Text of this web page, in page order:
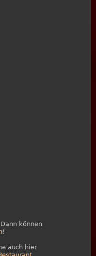
können
!
auch hier